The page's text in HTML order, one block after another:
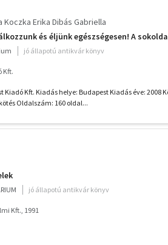
Koczka Erika Dibás Gabriella
és éljünk egészségesen! A
jó állapotú antikvár könyv
Kft.
Kiadó Kft. Kiadás helye: Budapest Kiadás éve: 2008
Oldalszám: 160 oldal...
jó állapotú antikvár könyv
Kft., 1991